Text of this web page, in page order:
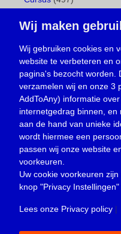
Gemeentepagina(104)
Ingezonden brief(539)
Media(156)
Nieuws (23.330)
Oproep(734)
Overlijden(39)
Podcast(18)
prijsvraag (5)
Religie (1.438)
Service(226)
Wij maken
Wij gebruiken cookies en
website te verbeteren en
pagina's bezocht worden.
verzamelen wij en onze 3
AddToAny) informatie
internetgedrag binnen, en
aan de hand van unieke
wordt hiermee een
passen wij onze website
voorkeuren.
Uw cookie voorkeuren
knop "Privacy Instellingen"
Lees onze Privacy policy |